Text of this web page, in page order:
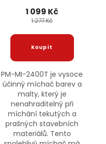
1 099 Kč
1 277 Kč
PM-MI-2400T je vysoce
účinný míchač barev a
malty, který je
nenahraditelný při
míchání tekutých a
prašných stavebních
materiálů. Tento